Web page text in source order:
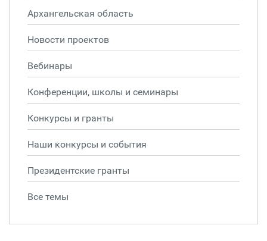
Архангельская область
Новости проектов
Вебинары
Конференции, школы и семинары
Конкурсы и гранты
Наши конкурсы и события
Президентские гранты
Все темы